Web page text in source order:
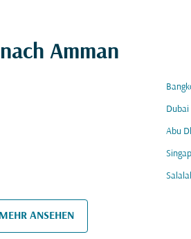
Amman
Dubai
Abu
MEHR ANSEHEN